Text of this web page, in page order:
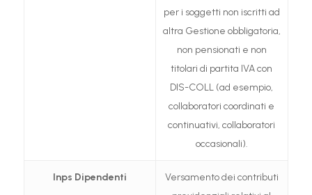
per i soggetti non iscritti ad
altra Gestione obbligatoria,
non pensionati e non
titolari di partita IVA con
DIS-COLL (ad esempio,
collaboratori coordinati e
continuativi, collaboratori
occasionali).
Inps Dipendenti
Versamento dei contributi